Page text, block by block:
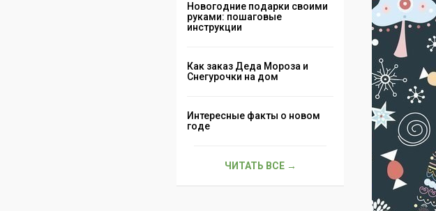
Новогодние подарки своими
руками: пошаговые
инструкции
Как заказ Деда Мороза и
Снегурочки на дом
Интересные факты о новом
годе
ЧИТАТЬ ВСЕ →